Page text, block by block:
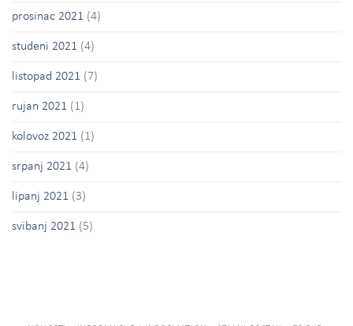
prosinac 2021 (4)
studeni 2021 (4)
listopad 2021 (7)
rujan 2021 (1)
kolovoz 2021 (1)
srpanj 2021 (4)
lipanj 2021 (3)
svibanj 2021 (5)